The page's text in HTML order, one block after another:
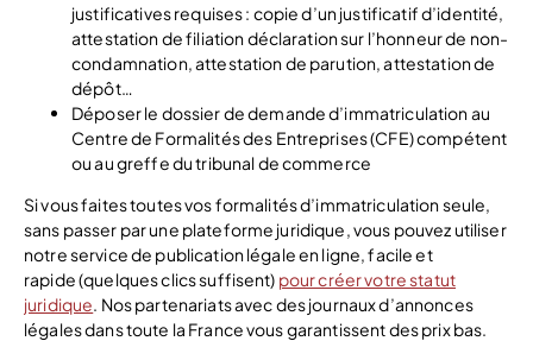
justificatives requises : copie d’un justificatif d’identité,
attestation de filiation déclaration sur l’honneur de non-
condamnation, attestation de parution, attestation de
dépôt…
Déposer le dossier de demande d’immatriculation au
Centre de Formalités des Entreprises (CFE) compétent
ou au greffe du tribunal de commerce
Si vous faites toutes vos formalités d’immatriculation seule,
sans passer par une plateforme juridique, vous pouvez utiliser
notre service de publication légale en ligne, facile et
rapide (quelques clics suffisent) pour créer votre statut
juridique. Nos partenariats avec des journaux d’annonces
légales dans toute la France vous garantissent des prix bas.